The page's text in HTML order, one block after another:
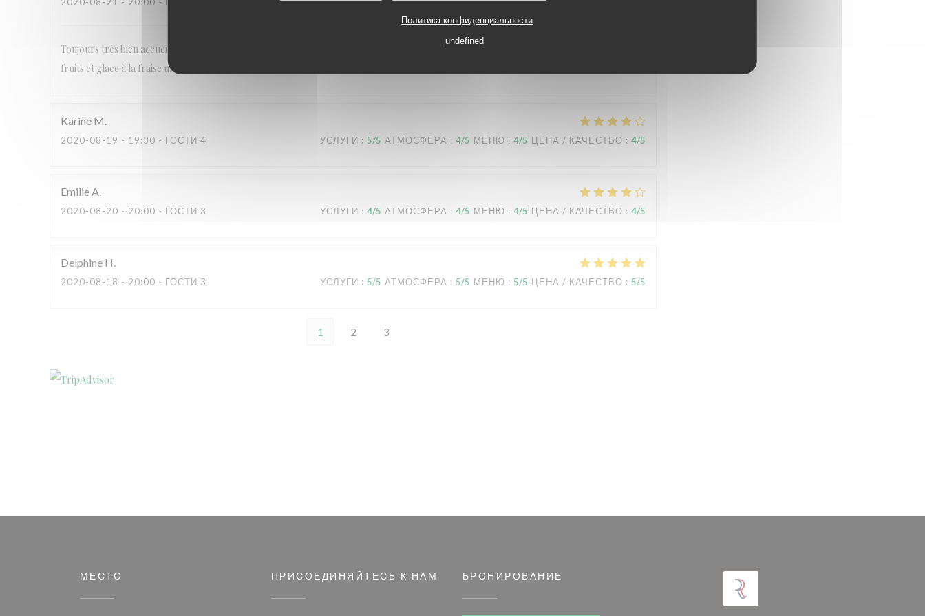
Политика конфиденциальности
undefined
Toujours très bien accueillis. Les conditions d’hygiène sont parfaitement respectées. On se sent en sécurité. Je recommande le dessert
fruits et glace à la fraise un délice ... merci encore pour votre accueil.
Karine M
2020-08-19 - 19:30 - ГОСТИ 4 УСЛУГИ : 5/5 АТМОСФЕРА : 4/5 МЕНЮ : 4/5 ЦЕНА / КАЧЕСТВО : 4/5
EmilieA
2020-08-20 - 20:00 - ГОСТИ 3 УСЛУГИ : 4/5 АТМОСФЕРА : 4/5 МЕНЮ : 4/5 ЦЕНА / КАЧЕСТВО : 4/5
Delphine H
2020-08-18 - 20:00 - ГОСТИ 3 УСЛУГИ : 5/5 АТМОСФЕРА : 5/5 МЕНЮ : 5/5 ЦЕНА / КАЧЕСТВО : 5/5
1 2 3
МЕСТО ПРИСОЕДИНЯЙТЕСЬ К НАМ БРОНИРОВАНИЕ